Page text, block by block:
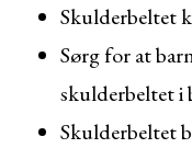
Skulderbeltet
Sørg for at
skulderbeltet i
Skulderbeltet